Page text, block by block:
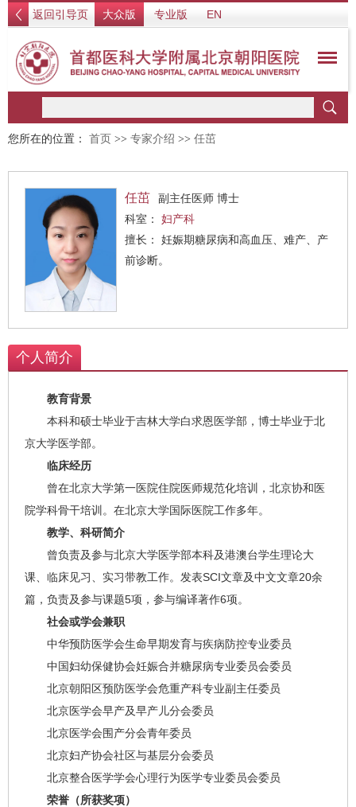
返回引导页 大众版 专业版 EN
您所在的位置： 首页 >> 专家介绍 >> 任茁
任茁
副主任医师 博士
科室： 妇产科
擅长： 妊娠期糖尿病和高血压、难产、产
前诊断。
个人简介
教育背景
本科和硕士毕业于吉林大学白求恩医学部，博士毕业于北
京大学医学部。
临床经历
曾在北京大学第一医院住院医师规范化培训，北京协和医
院学科骨干培训。在北京大学国际医院工作多年。
教学、科研简介
曾负责及参与北京大学医学部本科及港澳台学生理论大
课、临床见习、实习带教工作。发表SCI文章及中文文章20余
篇，负责及参与课题5项，参与编译著作6项。
社会或学会兼职
中华预防医学会生命早期发育与疾病防控专业委员
中国妇幼保健协会妊娠合并糖尿病专业委员会委员
北京朝阳区预防医学会危重产科专业副主任委员
北京医学会早产及早产儿分会委员
北京医学会围产分会青年委员
北京妇产协会社区与基层分会委员
北京整合医学学会心理行为医学专业委员会委员
荣誉（所获奖项）